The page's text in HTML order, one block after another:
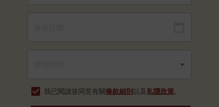
我已閱讀並同意有關條款細則以及私隱政策。